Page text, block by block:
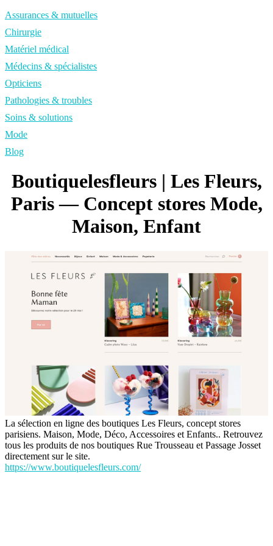
Assurances & mutuelles
Chirurgie
Matériel médical
Médecins & spécialistes
Opticiens
Pathologies & troubles
Soins & solutions
Mode
Blog
Boutique­lesfleurs | Les Fleurs,
Paris — Concept stores Mode,
Maison, Enfant
La sélection en ligne des boutiques Les Fleurs, concept stores
parisiens. Maison, Mode, Déco, Accessoires et Enfants.. Retrouvez
tous les produits de nos boutiques Rue Trousseau et Passage Josset
directement sur le site.
https://www.boutiquelesfleurs.com/